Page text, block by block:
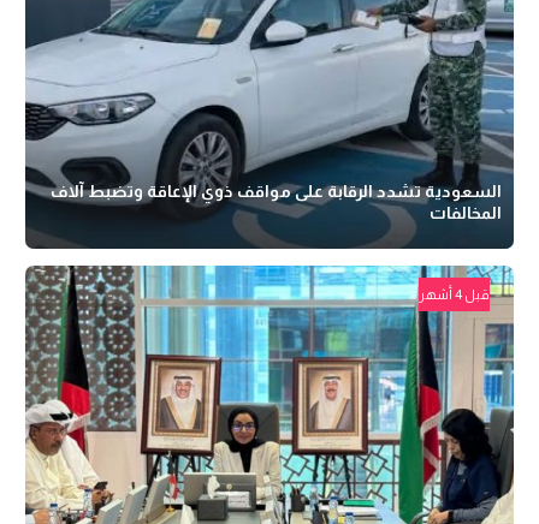
السعودية تشدد الرقابة على مواقف ذوي الإعاقة وتضبط آلاف
المخالفات
قبل 4 أشهر